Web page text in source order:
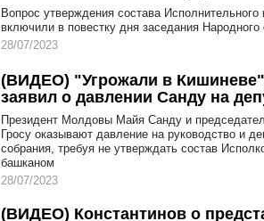
Вопрос утверждения состава Исполнительного
включили в повестку дня заседания Народного
28/07/2023
(ВИДЕО) "Угрожали в
заявил о давлении Санду на
Президент Молдовы Майя Санду и
Гросу оказывают давление на руководство и
собрания, требуя не утверждать состав
башканом
28/07/2023
(ВИДЕО) Константинов о